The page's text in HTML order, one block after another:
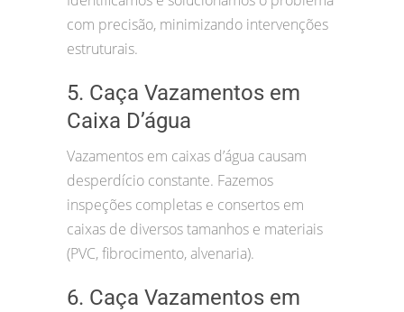
com precisão, minimizando intervenções
estruturais.
5. Caça Vazamentos em
Caixa D’água
Vazamentos em caixas d’água causam
desperdício constante. Fazemos
inspeções completas e consertos em
caixas de diversos tamanhos e materiais
(PVC, fibrocimento, alvenaria).
6. Caça Vazamentos em